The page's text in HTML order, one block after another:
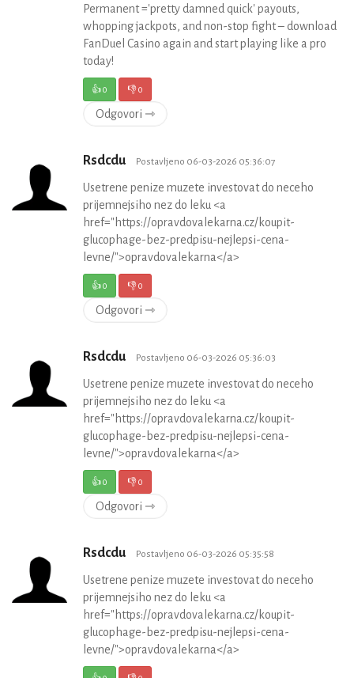
Permanent ='pretty damned quick' payouts,
whopping jackpots, and non-stop fight – download
FanDuel Casino again and start playing like a pro
today!
👍0 👎0
Odgovori ⇾
Rsdcdu Postavljeno 06-03-2026 05:36:07
Usetrene penize muzete investovat do neceho
prijemnejsiho nez do leku <a
href="https://opravdovalekarna.cz/koupit-
glucophage-bez-predpisu-nejlepsi-cena-
levne/">opravdovalekarna</a>
👍0 👎0
Odgovori ⇾
Rsdcdu Postavljeno 06-03-2026 05:36:03
Usetrene penize muzete investovat do neceho
prijemnejsiho nez do leku <a
href="https://opravdovalekarna.cz/koupit-
glucophage-bez-predpisu-nejlepsi-cena-
levne/">opravdovalekarna</a>
👍0 👎0
Odgovori ⇾
Rsdcdu Postavljeno 06-03-2026 05:35:58
Usetrene penize muzete investovat do neceho
prijemnejsiho nez do leku <a
href="https://opravdovalekarna.cz/koupit-
glucophage-bez-predpisu-nejlepsi-cena-
levne/">opravdovalekarna</a>